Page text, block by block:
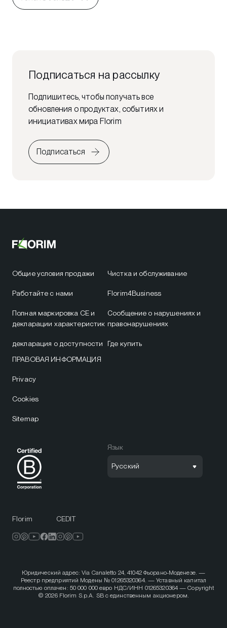
Подписаться на рассылку
Подпишитесь, чтобы получать все
обновления о продуктах, событиях и
инициативах мира Florim
Подписаться
Общие условия продажи
Работайте с нами
Полная маркировка CE и
декларации характеристик
декларация о доступности
Чистка и обслуживание
Florim4Business
Сообщение о нарушениях и
правонарушениях
Где купить
ПРАВОВАЯ ИНФОРМАЦИЯ
Privacy
Cookies
Sitemap
Язык
Русский
Florim CEDIT
Юридический адрес: Via Canaletto 24, 41042 Фьорано-Моденезе. —
Реестр предприятий Модены № 01265320364. — Уставный капитал
полностью оплачен: 50 000 000 евро НДС/ИНН 01265320364 — Copyright
© 2026 Florim S.p.A. SB с единственным акционером.